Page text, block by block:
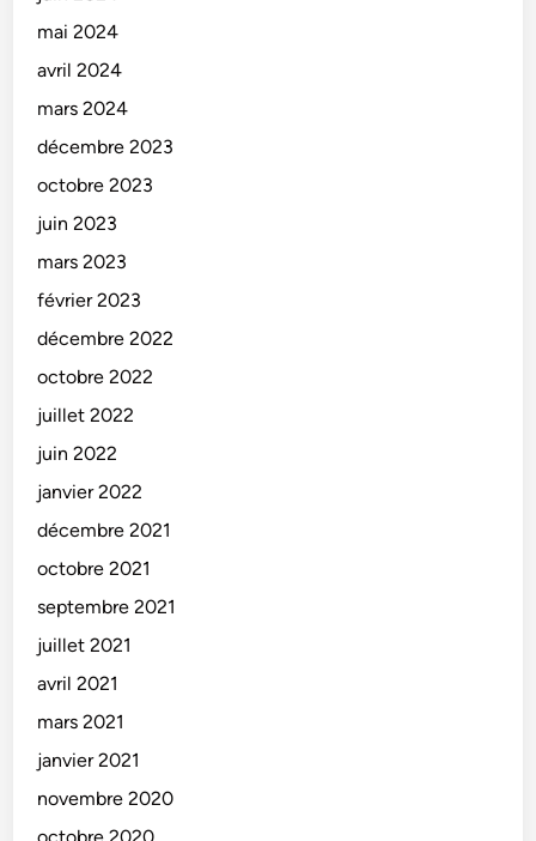
mai 2024
avril 2024
mars 2024
décembre 2023
octobre 2023
juin 2023
mars 2023
février 2023
décembre 2022
octobre 2022
juillet 2022
juin 2022
janvier 2022
décembre 2021
octobre 2021
septembre 2021
juillet 2021
avril 2021
mars 2021
janvier 2021
novembre 2020